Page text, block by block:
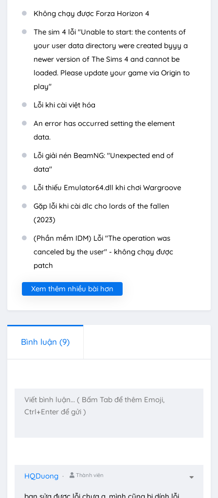
Không chạy được Forza Horizon 4
The sim 4 lỗi "Unable to start: the contents of
your user data directory were created byyy a
newer version of The Sims 4 and cannot be
loaded. Please update your game via Origin to
play"
Lỗi khi cài việt hóa
An error has occurred setting the element
data.
Lỗi giải nén BeamNG: "Unexpected end of
data"
Lỗi thiếu Emulator64.dll khi chơi Wargroove
Gặp lỗi khi cài dlc cho lords of the fallen
(2023)
(Phần mềm IDM) Lỗi "The operation was
canceled by the user" - không chạy được
patch
Xem thêm nhiều bài hơn
Bình luận (9)
HQDuong Thành viên